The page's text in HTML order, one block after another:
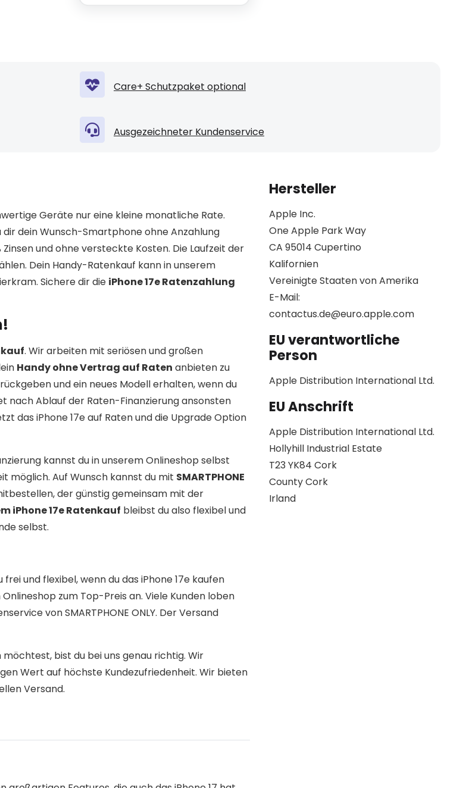
Care+ Schutzpaket optional
Ausgezeichneter Kundenservice
Geräte nur eine kleine monatliche Rate.
dein Wunsch-Smartphone ohne Anzahlung
Zinsen und ohne versteckte Kosten. Die Laufzeit der
Dein Handy-Ratenkauf kann in unserem
Sichere dir die iPhone 17e Ratenzahlung
. Wir arbeiten mit seriösen und großen
Handy ohne Vertrag auf Raten anbieten zu
und ein neues Modell erhalten, wenn du
nach Ablauf der Raten-Finanzierung ansonsten
das iPhone 17e auf Raten und die Upgrade Option
kannst du in unserem Onlineshop selbst
möglich. Auf Wunsch kannst du mit SMARTPHONE
der günstig gemeinsam mit der
iPhone 17e Ratenkauf bleibst du also flexibel und
selbst.
frei und flexibel, wenn du das iPhone 17e kaufen
zum Top-Preis an. Viele Kunden loben
von SMARTPHONE ONLY. Der Versand
möchtest, bist du bei uns genau richtig. Wir
Wert auf höchste Kundezufriedenheit. Wir bieten
Versand.
Hersteller
Apple Inc.
One Apple Park Way
CA 95014 Cupertino
Kalifornien
Vereinigte Staaten von Amerika
E-Mail:
contactus.de@euro.apple.com
EU verantwortliche
Person
Apple Distribution International Ltd.
EU Anschrift
Apple Distribution International Ltd.
Hollyhill Industrial Estate
T23 YK84 Cork
County Cork
Irland